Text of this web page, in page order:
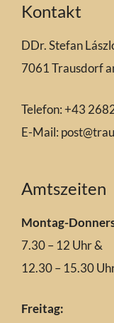
Kontakt
DDr. Stefan
7061 Trausdorf
Telefon: +43
E-Mail:
Amtszeiten
Montag-
7.30 – 12 Uhr &
12.30 – 15.30
Freitag: